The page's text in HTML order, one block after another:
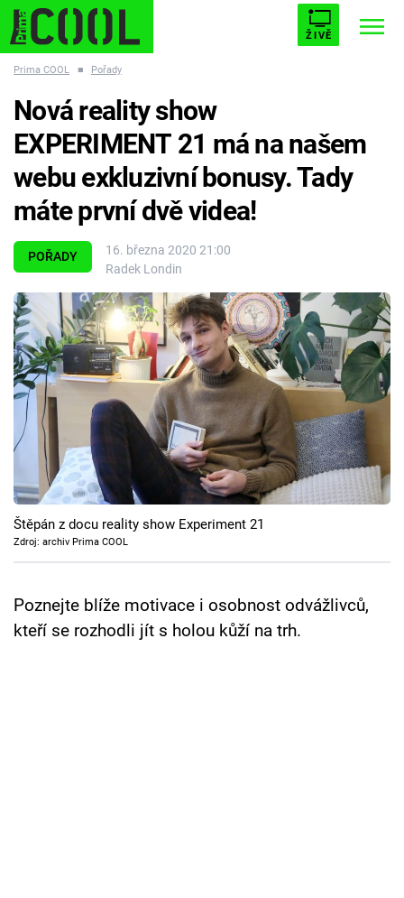
ŽIVĚ
ESCAPE PLNEJ KOTEL AVENGERS 5
Témata
Filmy
Seriály
Hry
Cool Esport
Pořady
TV Program
Přihlášení
Prima COOL ■ Pořady
POŘADY
16. března 2020 21:00
Radek Londin
Nová reality show
EXPERIMENT 21 má na našem
webu exkluzivní bonusy. Tady
máte první dvě videa!
Štěpán z docu reality show Experiment 21
Zdroj: archiv Prima COOL
Poznejte blíže motivace i osobnost odvážlivců,
kteří se rozhodli jít s holou kůží na trh.